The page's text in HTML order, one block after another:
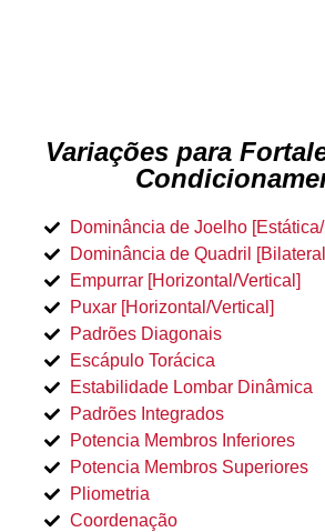
Variações para
Dominância de Joelho
Dominância de Quadril
Empurrar [Horizontal/Vertical]
Puxar [Horizontal/Vertical]
Padrões Diagonais
Escápulo Torácica
Estabilidade Lombar Dinâmica
Padrões Integrados
Potencia Membros Inferiores
Potencia Membros Superiores
Pliometria
Coordenação